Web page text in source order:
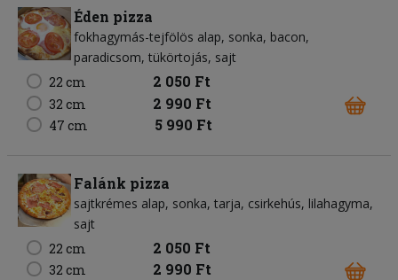
Éden pizza
fokhagymás-tejfölös alap sonka bacon
paradicsom tükörtojás sajt
22 cm
2 050 Ft
32 cm 2 990 Ft
47 cm 5 990 Ft
Falánk pizza
sajtkrémes alap sonka tarja csirkehús lilahagyma
sajt
22 cm
2 050 Ft
32 cm 2 990 Ft